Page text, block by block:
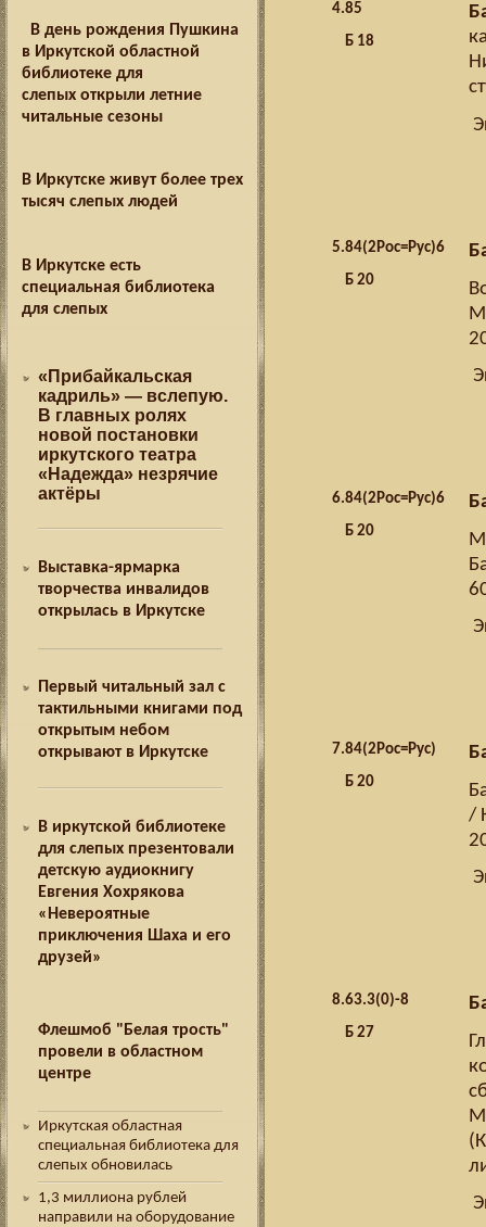
В день рождения Пушкина
в Иркутской областной
библиотеке для
слепых открыли летние
читальные сезоны
В Иркутске живут более трех
тысяч слепых людей
В Иркутске есть
специальная библиотека
для слепых
«Прибайкальская
кадриль» — вслепую.
В главных ролях
новой постановки
иркутского театра
«Надежда» незрячие
актёры
Выставка-ярмарка
творчества инвалидов
открылась в Иркутске
Первый читальный зал с
тактильными книгами под
открытым небом
открывают в Иркутске
В иркутской библиотеке
для слепых презентовали
детскую аудиокнигу
Евгения Хохрякова
«Невероятные
приключения Шаха и его
друзей»
Флешмоб "Белая трость"
провели в областном
центре
Иркутская областная
специальная библиотека для
слепых обновилась
1,3 миллиона рублей
направили на оборудование
4.85
Б 18
5.84(2Рос=Рус)6
Б 20
6.84(2Рос=Рус)6
Б 20
7.84(2Рос=Рус)
Б 20
/
8.63.3(0)-8
Б 27